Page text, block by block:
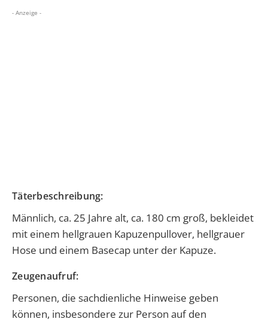
- Anzeige -
Täterbeschreibung:
Männlich, ca. 25 Jahre alt, ca. 180 cm groß, bekleidet
mit einem hellgrauen Kapuzenpullover, hellgrauer
Hose und einem Basecap unter der Kapuze.
Zeugenaufruf:
Personen, die sachdienliche Hinweise geben
können, insbesondere zur Person auf den